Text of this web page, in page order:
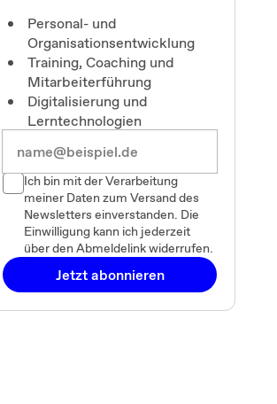
Personal- und
Organisationsentwicklung
Training, Coaching und
Mitarbeiterführung
Digitalisierung und
Lerntechnologien
Ich bin mit der Verarbeitung
meiner Daten zum Versand des
Newsletters einverstanden. Die
Einwilligung kann ich jederzeit
über den Abmeldelink widerrufen.
Jetzt abonnieren